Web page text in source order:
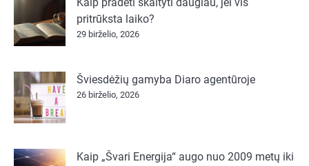
pritrūksta laiko?
29 birželio, 2026
Šviesdėžių gamyba Diaro agentūroje
26 birželio, 2026
Kaip „Švari Energija“ augo nuo 2009 metų iki